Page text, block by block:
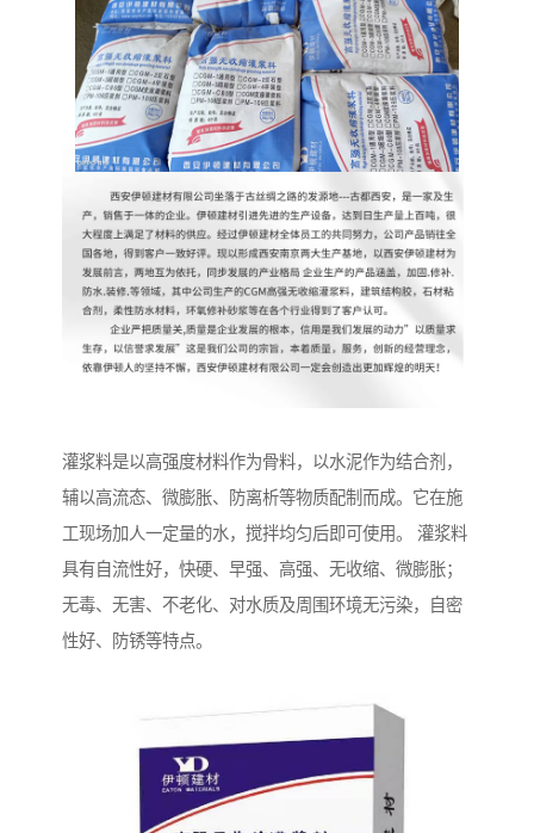
灌浆料是以高强度材料作为骨料，以水泥作为结合剂，
辅以高流态、微膨胀、防离析等物质配制而成。它在施
工现场加人一定量的水，搅拌均匀后即可使用。 灌浆料
具有自流性好，快硬、早强、高强、无收缩、微膨胀；
无毒、无害、不老化、对水质及周围环境无污染，自密
性好、防锈等特点。